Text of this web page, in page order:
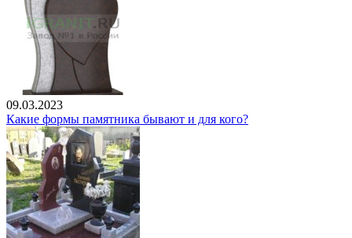
09.03.2023
Какие формы памятника бывают и для кого?